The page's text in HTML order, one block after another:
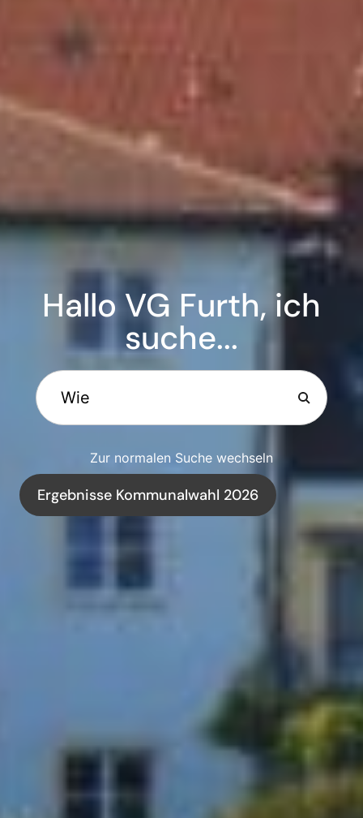
Hallo VG Furth, ich
suche...
Zur normalen Suche wechseln
Ergebnisse Kommunalwahl 2026